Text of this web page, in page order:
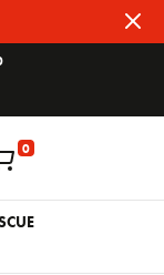
REKISTERÖIDY
0